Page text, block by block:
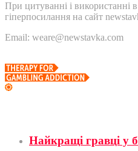
При цитуванні і використанні
гіперпосилання на сайт
Email: weare@newstavka.com
Найкращі гравці у